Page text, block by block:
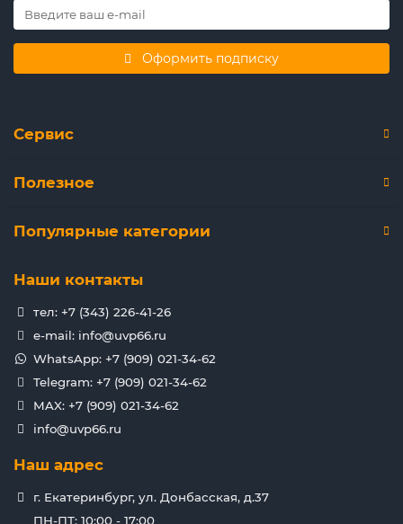
Оформить подписку
Сервис
Полезное
Популярные категории
Наши контакты
тел: +7 (343) 226-41-26
e-mail: info@uvp66.ru
WhatsApp: +7 (909) 021-34-62
Telegram: +7 (909) 021-34-62
MAX: +7 (909) 021-34-62
info@uvp66.ru
Наш адрес
г. Екатеринбург, ул. Донбасская, д.37
ПН-ПТ: 10:00 - 17:00